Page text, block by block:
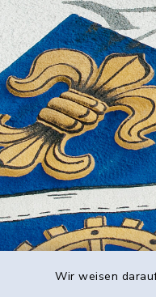
Wir weisen